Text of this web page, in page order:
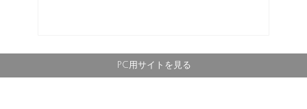
PC用サイトを見る